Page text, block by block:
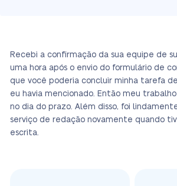
Recebi a confirmação da sua equipe de
uma hora após o envio do formulário de
que você poderia concluir minha tarefa
eu havia mencionado. Então meu
no dia do prazo. Além disso, foi
serviço de redação novamente quando
escrita.